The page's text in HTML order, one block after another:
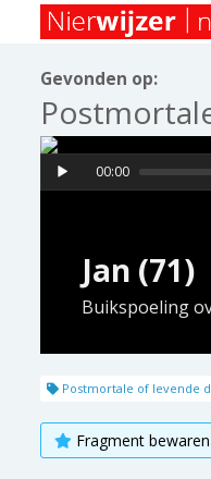
Gevonden op:
Jan (71)
Buikspoeling
00:00
Postmortale of levende
Fragment bewaren